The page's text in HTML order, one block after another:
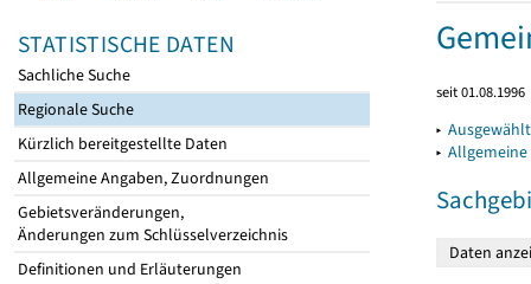
STATISTISCHE DATEN
Sachliche Suche
Regionale Suche
Kürzlich bereitgestellte Daten
Allgemeine Angaben, Zuordnungen
Gebietsveränderungen,
Änderungen zum Schlüsselverzeichnis
Definitionen und Erläuterungen
seit 01.08.1996
▸
▸